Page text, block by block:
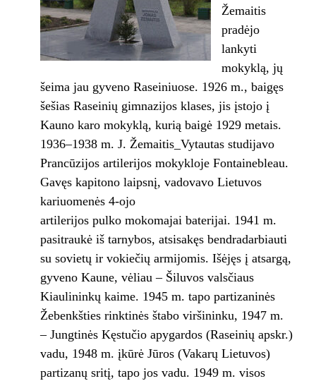
Žemaitis
pradėjo
lankyti
mokyklą, jų
šeima jau gyveno Raseiniuose. 1926 m., baigęs
šešias Raseinių gimnazijos klases, jis įstojo į
Kauno karo mokyklą, kurią baigė 1929 metais.
1936–1938 m. J. Žemaitis_Vytautas studijavo
Prancūzijos artilerijos mokykloje Fontainebleau.
Gavęs kapitono laipsnį, vadovavo Lietuvos
kariuomenės 4-ojo
artilerijos pulko mokomajai baterijai. 1941 m.
pasitraukė iš tarnybos, atsisakęs bendradarbiauti
su sovietų ir vokiečių armijomis. Išėjęs į atsargą,
gyveno Kaune, vėliau – Šiluvos valsčiaus
Kiaulininkų kaime. 1945 m. tapo partizaninės
Žebenkšties rinktinės štabo viršininku, 1947 m.
– Jungtinės Kęstučio apygardos (Raseinių apskr.)
vadu, 1948 m. įkūrė Jūros (Vakarų Lietuvos)
partizanų sritį, tapo jos vadu. 1949 m. visos